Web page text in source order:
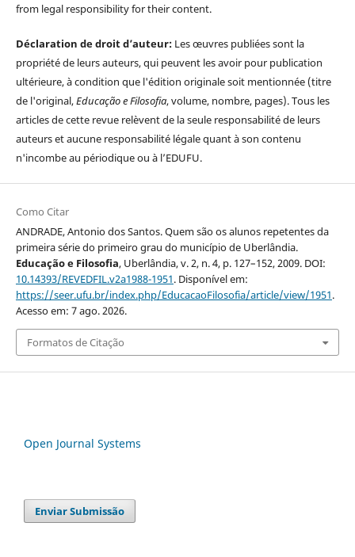
from legal responsibility for their content.
Déclaration de droit d’auteur: Les œuvres publiées sont la
propriété de leurs auteurs, qui peuvent les avoir pour publication
ultérieure, à condition que l'édition originale soit mentionnée (titre
de l'original,Educação e Filosofia, volume, nombre, pages). Tous les
articles de cette revue relèvent de la seule responsabilité de leurs
auteurs et aucune responsabilité légale quant à son contenu
n'incombe au périodique ou à l’EDUFU.
Como Citar
ANDRADE, Antonio dos Santos. Quem são os alunos repetentes da
primeira série do primeiro grau do município de Uberlândia.
Educação e Filosofia, Uberlândia, v. 2, n. 4, p. 127–152, 2009. DOI:
10.14393/REVEDFIL.v2a1988-1951. Disponível em:
https://seer.ufu.br/index.php/EducacaoFilosofia/article/view/1951.
Acesso em: 7 ago. 2026.
Formatos de Citação
Open Journal Systems
Enviar Submissão